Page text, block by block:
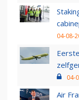
04-08-
04-
Air